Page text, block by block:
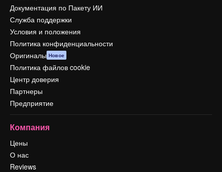
Документация по Пакету ИИ
Служба поддержки
Условия и положения
Политика конфиденциальности
Оригиналы Новое
Политика файлов cookie
Центр доверия
Партнеры
Предприятие
Компания
Цены
О нас
Reviews